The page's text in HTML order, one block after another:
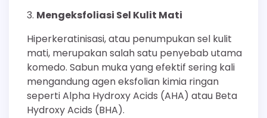
Mengeksfoliasi Sel Kulit Mati
Hiperkeratinisasi, atau penumpukan sel kulit
mati, merupakan salah satu penyebab utama
komedo. Sabun muka yang efektif sering kali
mengandung agen eksfolian kimia ringan
seperti Alpha Hydroxy Acids (AHA) atau Beta
Hydroxy Acids (BHA).